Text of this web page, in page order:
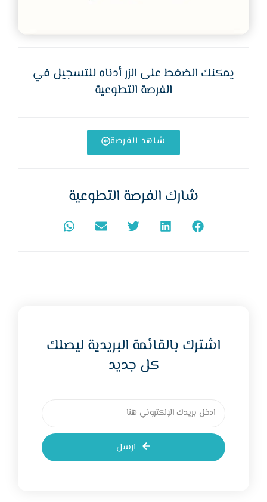
يمكنك الضغط على الزر أدناه للتسجيل في
الفرصة التطوعية
شاهد الفرصة
شارك الفرصة التطوعية
اشترك بالقائمة البريدية ليصلك
كل جديد
ارسل